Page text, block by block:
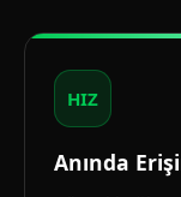
HIZ
Anında